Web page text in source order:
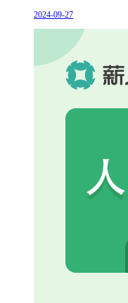
2024-09-27